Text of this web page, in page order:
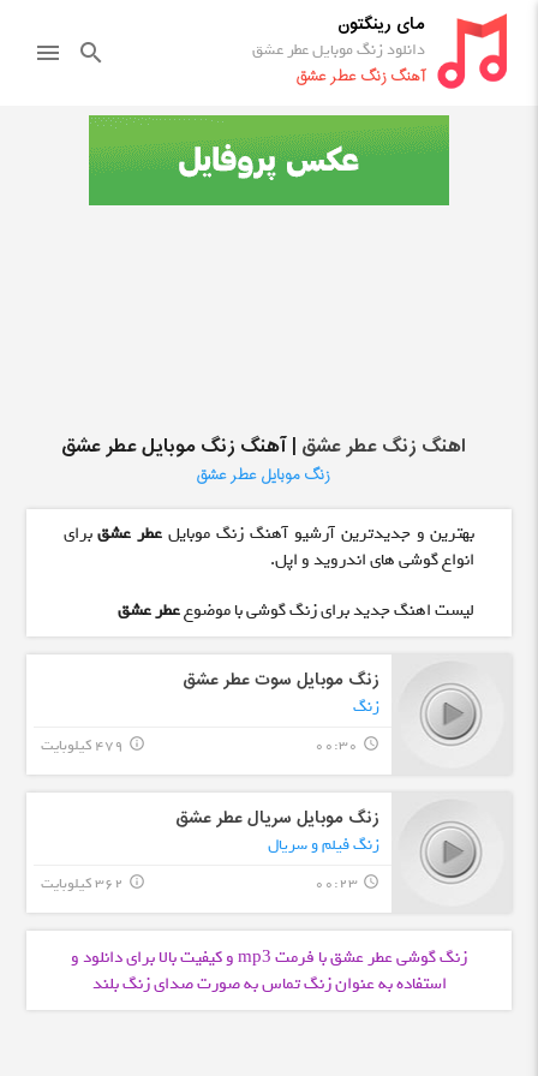
مای رینگتون
دانلود زنگ موبایل عطر عشق
آهنگ زنگ عطر عشق
search
menu
اهنگ زنگ عطر عشق | آهنگ زنگ موبایل عطر عشق
زنگ موبایل عطر عشق
بهترین و جدیدترین آرشیو آهنگ زنگ موبایل عطر عشقبرای
انواع گوشی های اندروید و اپل.
لیست اهنگ جدید برای زنگ گوشی با موضوععطر عشق
زنگ موبایل سوت عطر عشق
زنگ
query_builder
00:30 479 کیلوبایت info_outline
زنگ موبایل سریال عطر عشق
زنگ فیلم و سریال
query_builder
00:23 362 کیلوبایت info_outline
زنگ گوشی عطر عشق با فرمت mp3 و کیفیت بالا برای دانلود و
استفاده به عنوان زنگ تماس به صورت صدای زنگ بلند